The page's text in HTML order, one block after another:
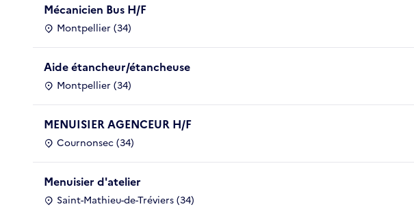
Mécanicien Bus H/F
Montpellier (34)
Aide étancheur/étancheuse
Montpellier (34)
MENUISIER AGENCEUR H/F
Cournonsec (34)
Menuisier d'atelier
Saint-Mathieu-de-Tréviers (34)